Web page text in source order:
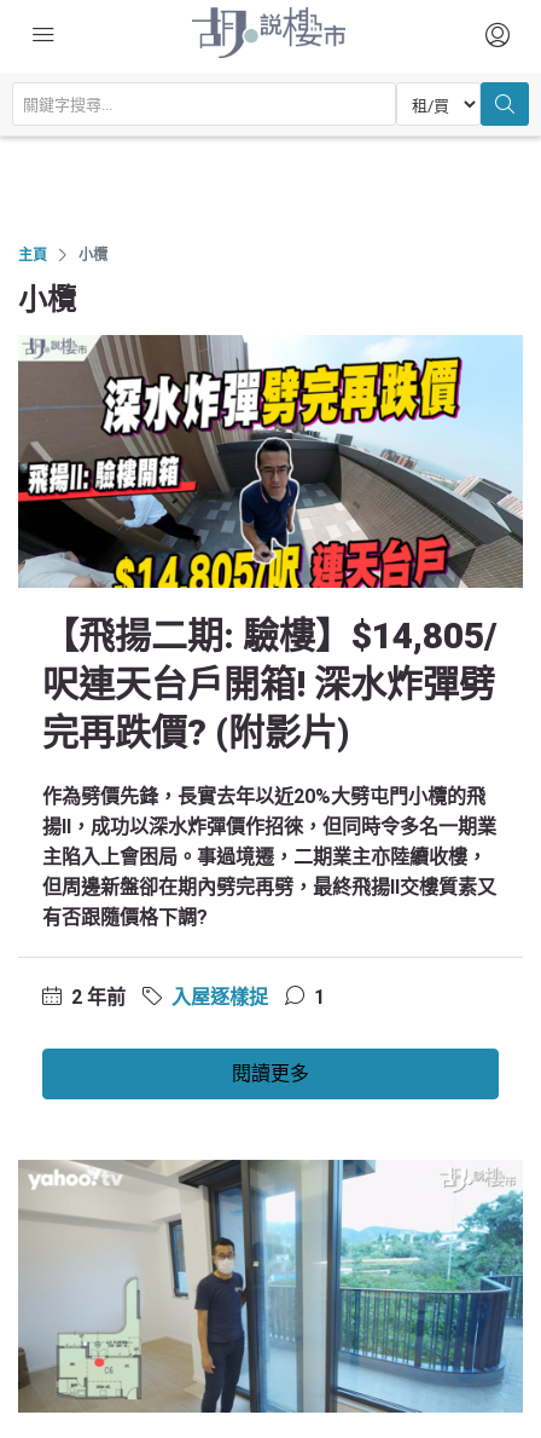
主頁 小欖
小欖
【飛揚二期: 驗樓】$14,805/
呎連天台戶開箱! 深水炸彈劈
完再跌價? (附影片)
作為劈價先鋒，長實去年以近20%大劈屯門小欖的飛
揚II，成功以深水炸彈價作招徠，但同時令多名一期業
主陷入上會困局。事過境遷，二期業主亦陸續收樓，
但周邊新盤卻在期內劈完再劈，最終飛揚II交樓質素又
有否跟隨價格下調?
2 年前 入屋逐樣捉 1
閱讀更多